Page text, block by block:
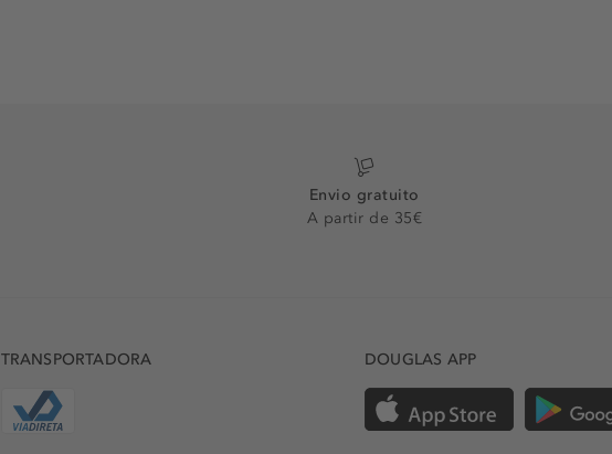
Envio gratuito
A partir de 35€
TRANSPORTADORA DOUGLAS APP